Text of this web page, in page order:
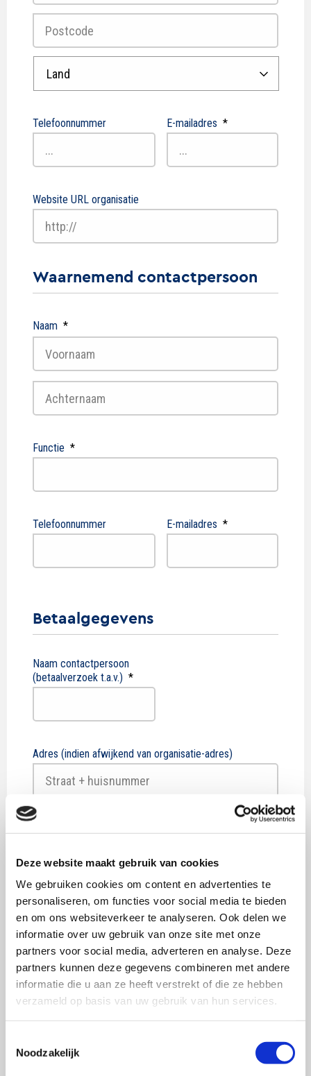
Deze website maakt gebruik van cookies
We gebruiken cookies om content en advertenties te
personaliseren, om functies voor social media te bieden
en om ons websiteverkeer te analyseren. Ook delen we
informatie over uw gebruik van onze site met onze
partners voor social media, adverteren en analyse. Deze
partners kunnen deze gegevens combineren met andere
informatie die u aan ze heeft verstrekt of die ze hebben
verzameld op basis van uw gebruik van hun services.
Noodzakelijk
+
huisnummer
Plaats
Postcode
Telefoonnummer
E-mailadres *
Website URL organisatie
Waarnemend contactpersoon
Naam *
Functie *
Telefoonnummer E-mailadres *
Betaalgegevens
Naam contactpersoon
(betaalverzoek t.a.v.) *
Adres (indien afwijkend van organisatie-adres)
huisnummer
Plaats
Postcode
Land
PO nummer
*
Ja
Kostenplaatsnummer